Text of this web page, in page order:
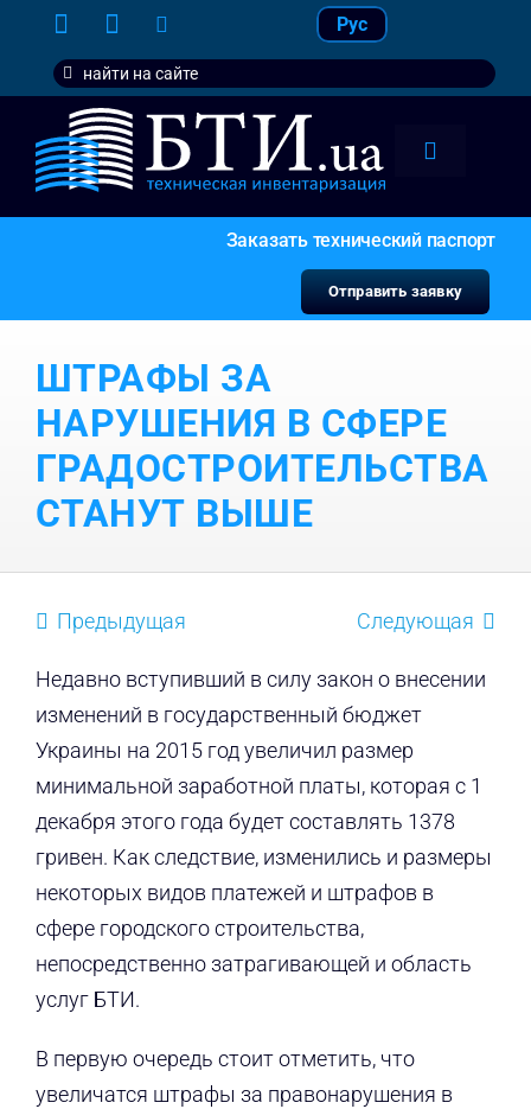
content
Рус
Search
for:
Toggle
услуги
наши
Заказать технический паспорт
Отправить заявку
ШТРАФЫ ЗА
НАРУШЕНИЯ В СФЕРЕ
ГРАДОСТРОИТЕЛЬСТВА
СТАНУТ ВЫШЕ
Предыдущая Следующая
Недавно вступивший в силу закон о внесении
изменений в государственный бюджет
Украины на 2015 год увеличил размер
минимальной заработной платы, которая с 1
декабря этого года будет составлять 1378
гривен. Как следствие, изменились и размеры
некоторых видов платежей и штрафов в
сфере городского строительства,
непосредственно затрагивающей и область
услуг БТИ.
В первую очередь стоит отметить, что
увеличатся штрафы за правонарушения в